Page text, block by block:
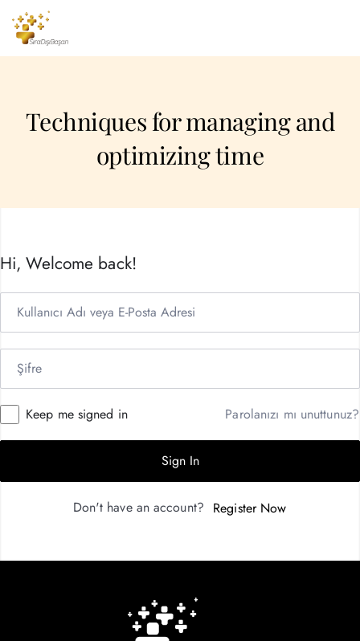
Techniques for managing and
optimizing time
Hi, Welcome back!
Keep me signed in Parolanızı mı unuttunuz?
Sign In
Don't have an account? Register Now